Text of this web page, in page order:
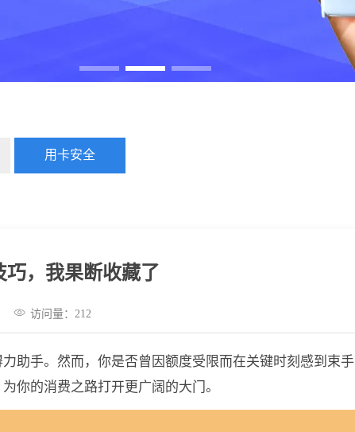
用卡安全
巧，我果断收藏了
访问量： 212
助手。然而，你是否曾因额度受限而在关键时刻感到束手
你的消费之路打开更广阔的大门。